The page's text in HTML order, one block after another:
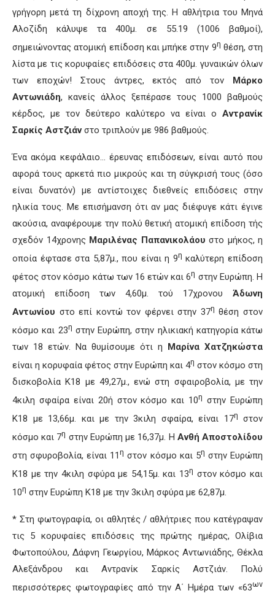
γρήγορη μετά τη δίχρονη αποχή της. Η αθλήτρια του Μηνά
Αλοζίδη κάλυψε τα 400μ. σε 55.19 (1006 βαθμοί),
σημειώνοντας ατομική επίδοση και μπήκε στην 9η θέση, στη
λίστα με τις κορυφαίες επιδόσεις στα 400μ. γυναικών όλων
των εποχών! Στους άντρες, εκτός από τον Μάρκο
Αντωνιάδη, κανείς άλλος ξεπέρασε τους 1000 βαθμούς
κέρδος, με τον δεύτερο καλύτερο να είναι ο Αντρανίκ
Σαρκίς Αστζιάνστο τριπλούν με 986 βαθμούς.
Ένα ακόμα κεφάλαιο… έρευνας επιδόσεων, είναι αυτό που
αφορά τους αρκετά πιο μικρούς και τη σύγκρισή τους (όσο
είναι δυνατόν) με αντίστοιχες διεθνείς επιδόσεις στην
ηλικία τους. Με επισήμανση ότι αν μας διέφυγε κάτι έγινε
ακούσια, αναφέρουμε την πολύ θετική ατομική επίδοση τής
σχεδόν 14χρονης Μαριλένας Παπανικολάου στο μήκος, η
οποία έφτασε στα 5,87μ., που είναι η 9η καλύτερη επίδοση
φέτος στον κόσμο κάτω των 16 ετών και 6η στην Ευρώπη. Η
ατομική επίδοση των 4,60μ. τού 17χρονου Άδωνη
Αντωνίου στο επί κοντώ τον φέρνει στην 37η θέση στον
κόσμο και 23η στην Ευρώπη, στην ηλικιακή κατηγορία κάτω
των 18 ετών. Να θυμίσουμε ότι η Μαρίνα Χατζηκώστα
είναι η κορυφαία φέτος στην Ευρώπη και 4η στον κόσμο στη
δισκοβολία Κ18 με 49,27μ., ενώ στη σφαιροβολία, με την
4κιλη σφαίρα είναι 20ή στον κόσμο και 10η στην Ευρώπη
Κ18 με 13,66μ. και με την 3κιλη σφαίρα, είναι 17η στον
κόσμο και 7η στην Ευρώπη με 16,37μ. Η Ανθή Αποστολίδου
στη σφυροβολία, είναι 11η στον κόσμο και 5η στην Ευρώπη
Κ18 με την 4κιλη σφύρα με 54,15μ. και 13η στον κόσμο και
10η στην Ευρώπη Κ18 με την 3κιλη σφύρα με 62,87μ.
* Στη φωτογραφία, οι αθλητές / αθλήτριες που κατέγραψαν
τις 5 κορυφαίες επιδόσεις της πρώτης ημέρας, Ολίβια
Φωτοπούλου, Δάφνη Γεωργίου, Μάρκος Αντωνιάδης, Θέκλα
Αλεξάνδρου και Αντρανίκ Σαρκίς Αστζιάν. Πολύ
περισσότερες φωτογραφίες από την Α΄ Ημέρα των «63ων